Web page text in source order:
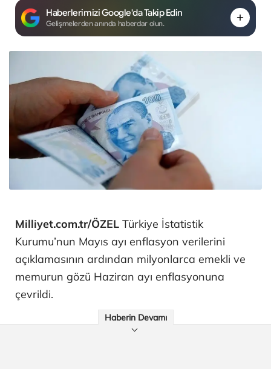
Haberlerimizi Google'da Takip Edin
Gelişmelerden anında haberdar olun.
Milliyet.com.tr/ÖZEL Türkiye İstatistik
Kurumu’nun Mayıs ayı enflasyon verilerini
açıklamasının ardından milyonlarca emekli ve
memurun gözü Haziran ayı enflasyonuna
çevrildi.
Haberin Devamı